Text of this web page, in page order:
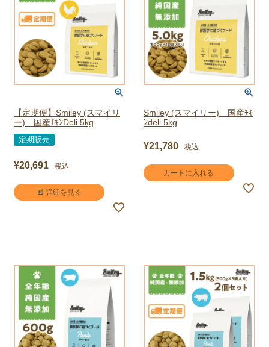
【定期便】Smiley (スマイリ
ー) 国産ﾁｷﾝDeli 5kg
定期販売
¥20,691 税込
詳細を見る
Smiley (スマイリー) 国産ﾁｷ
ﾝdeli 5kg
¥21,780 税込
カートに入れる